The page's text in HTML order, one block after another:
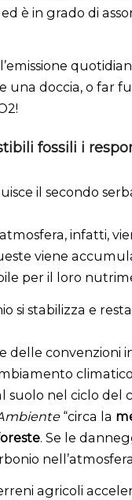
è in grado di
una doccia, o far
fossili i
il secondo
infatti,
viene
per il loro
si stabilizza e
delle convenzioni
suolo nel ciclo del
“circa la
. Se le
agricoli